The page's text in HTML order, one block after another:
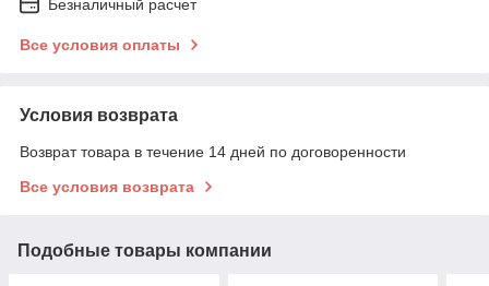
Безналичный расчет
Все условия оплаты
Условия возврата
Возврат товара в течение 14 дней по договоренности
Все условия возврата
Подобные товары компании